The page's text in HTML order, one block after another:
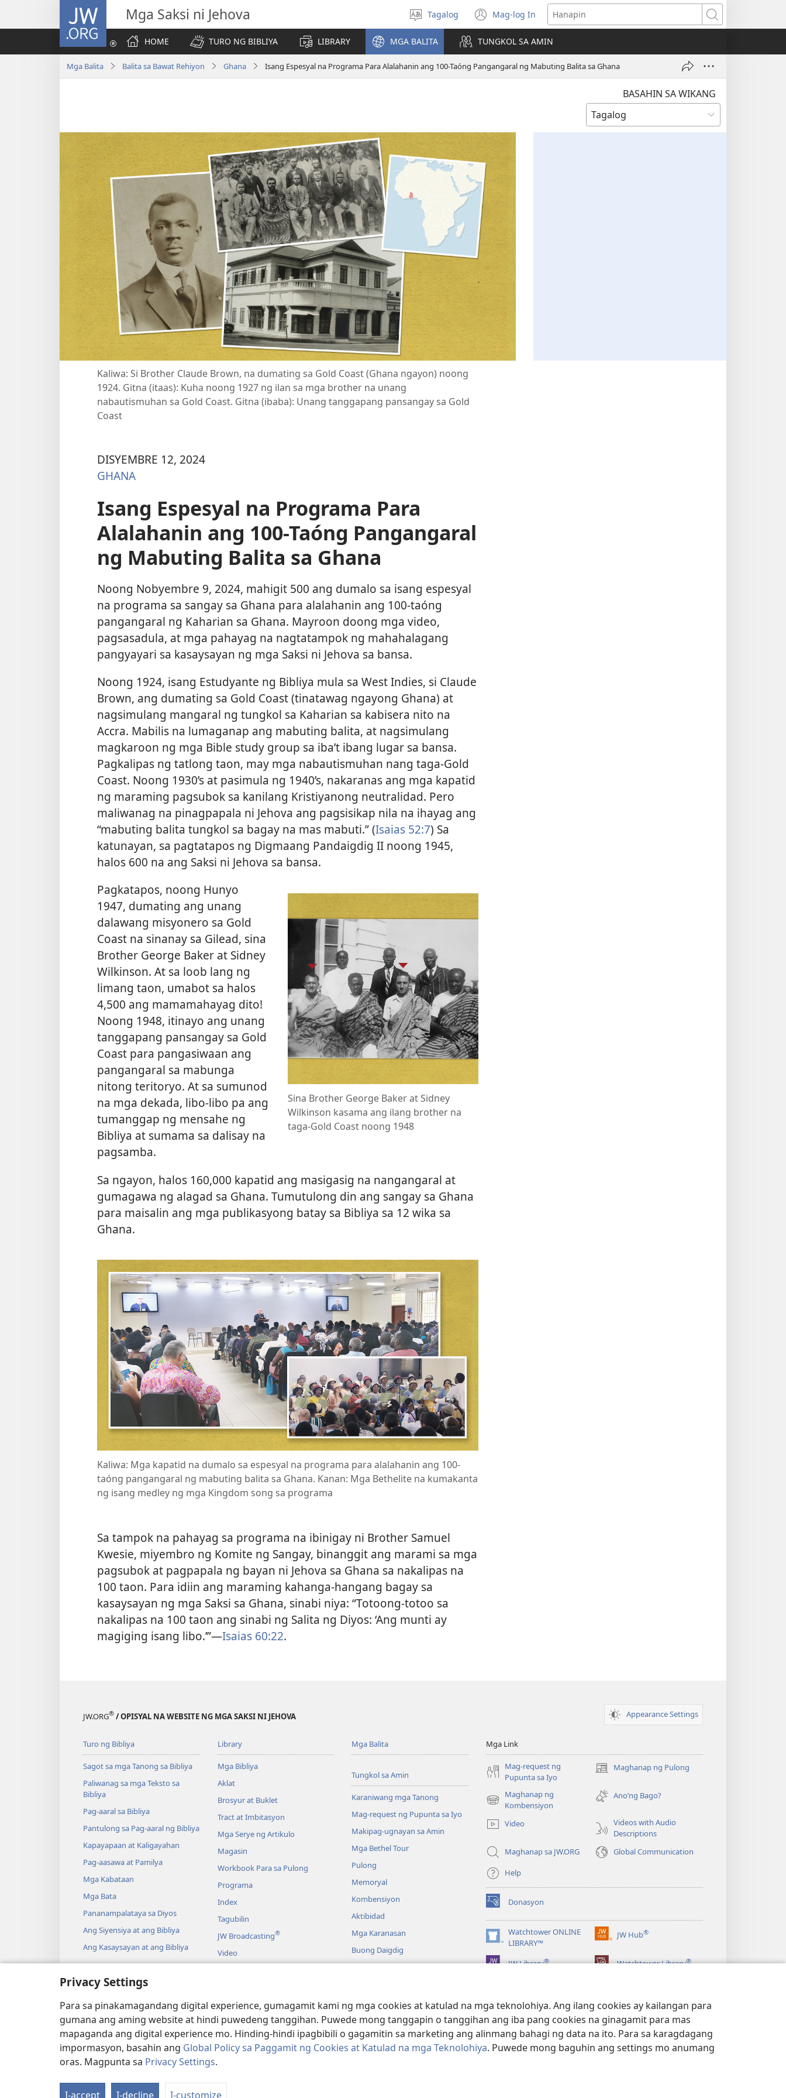
Privacy Settings
Para sa pinakamagandang digital experience, gumagamit kami ng mga cookies at katulad na mga teknolohiya. Ang ilang cookies ay kailangan para
gumana ang aming website at hindi puwedeng tanggihan. Puwede mong tanggapin o tanggihan ang iba pang cookies na ginagamit para mas
mapaganda ang digital experience mo. Hinding-hindi ipagbibili o gagamitin sa marketing ang alinmang bahagi ng data na ito. Para sa karagdagang
impormasyon, basahin ang Global Policy sa Paggamit ng Cookies at Katulad na mga Teknolohiya. Puwede mong baguhin ang settings mo anumang
oras. Magpunta sa Privacy Settings.
I-accept I-decline I-customize
JW.ORG Mga Saksi ni Jehova
Pumili
ng
wika
Tagalog Mag-log In
(may
bubukas
na
bagong
window)
Hanapin
HOME
TURO NG BIBLIYA LIBRARY MGA BALITA TUNGKOL SA AMIN
Mga Balita Balita sa Bawat Rehiyon Ghana Isang Espesyal na Programa Para Alalahanin ang 100-Taóng Pangangaral ng Mabuting Balita sa Ghana
BASAHIN SA WIKANG
Kaliwa: Si Brother Claude Brown, na dumating sa Gold Coast (Ghana ngayon) noong
1924. Gitna (itaas): Kuha noong 1927 ng ilan sa mga brother na unang
nabautismuhan sa Gold Coast. Gitna (ibaba): Unang tanggapang pansangay sa Gold
Coast
DISYEMBRE 12, 2024
GHANA
Isang Espesyal na Programa Para
Alalahanin ang 100-Taóng Pangangaral
ng Mabuting Balita sa Ghana
Noong Nobyembre 9, 2024, mahigit 500 ang dumalo sa isang espesyal
na programa sa sangay sa Ghana para alalahanin ang 100-taóng
pangangaral ng Kaharian sa Ghana. Mayroon doong mga video,
pagsasadula, at mga pahayag na nagtatampok ng mahahalagang
pangyayari sa kasaysayan ng mga Saksi ni Jehova sa bansa.
Noong 1924, isang Estudyante ng Bibliya mula sa West Indies, si Claude
Brown, ang dumating sa Gold Coast (tinatawag ngayong Ghana) at
nagsimulang mangaral ng tungkol sa Kaharian sa kabisera nito na
Accra. Mabilis na lumaganap ang mabuting balita, at nagsimulang
magkaroon ng mga Bible study group sa iba’t ibang lugar sa bansa.
Pagkalipas ng tatlong taon, may mga nabautismuhan nang taga-Gold
Coast. Noong 1930’s at pasimula ng 1940’s, nakaranas ang mga kapatid
ng maraming pagsubok sa kanilang Kristiyanong neutralidad. Pero
maliwanag na pinagpapala ni Jehova ang pagsisikap nila na ihayag ang
“mabuting balita tungkol sa bagay na mas mabuti.” (Isaias 52:7) Sa
katunayan, sa pagtatapos ng Digmaang Pandaigdig II noong 1945,
halos 600 na ang Saksi ni Jehova sa bansa.
Sina Brother George Baker at Sidney
Wilkinson kasama ang ilang brother na
taga-Gold Coast noong 1948
Pagkatapos, noong Hunyo
1947, dumating ang unang
dalawang misyonero sa Gold
Coast na sinanay sa Gilead, sina
Brother George Baker at Sidney
Wilkinson. At sa loob lang ng
limang taon, umabot sa halos
4,500 ang mamamahayag dito!
Noong 1948, itinayo ang unang
tanggapang pansangay sa Gold
Coast para pangasiwaan ang
pangangaral sa mabunga
nitong teritoryo. At sa sumunod
na mga dekada, libo-libo pa ang
tumanggap ng mensahe ng
Bibliya at sumama sa dalisay na
pagsamba.
Sa ngayon, halos 160,000 kapatid ang masigasig na nangangaral at
gumagawa ng alagad sa Ghana. Tumutulong din ang sangay sa Ghana
para maisalin ang mga publikasyong batay sa Bibliya sa 12 wika sa
Ghana.
Kaliwa: Mga kapatid na dumalo sa espesyal na programa para alalahanin ang 100-
taóng pangangaral ng mabuting balita sa Ghana. Kanan: Mga Bethelite na kumakanta
ng isang medley ng mga Kingdom song sa programa
Sa tampok na pahayag sa programa na ibinigay ni Brother Samuel
Kwesie, miyembro ng Komite ng Sangay, binanggit ang marami sa mga
pagsubok at pagpapala ng bayan ni Jehova sa Ghana sa nakalipas na
100 taon. Para idiin ang maraming kahanga-hangang bagay sa
kasaysayan ng mga Saksi sa Ghana, sinabi niya: “Totoong-totoo sa
nakalipas na 100 taon ang sinabi ng Salita ng Diyos: ‘Ang munti ay
magiging isang libo.’”—Isaias 60:22.
JW.ORG® / OPISYAL NA WEBSITE NG MGA SAKSI NI JEHOVA Appearance Settings
Turo ng Bibliya
Sagot sa mga Tanong sa Bibliya
Paliwanag sa mga Teksto sa
Bibliya
Pag-aaral sa Bibliya
Pantulong sa Pag-aaral ng Bibliya
Kapayapaan at Kaligayahan
Pag-aasawa at Pamilya
Mga Kabataan
Mga Bata
Pananampalataya sa Diyos
Ang Siyensiya at ang Bibliya
Ang Kasaysayan at ang Bibliya
Library
Mga Bibliya
Aklat
Brosyur at Buklet
Tract at Imbitasyon
Mga Serye ng Artikulo
Magasin
Workbook Para sa Pulong
Programa
Index
Tagubilin
JW Broadcasting®
Video
Pagbabasa ng Bibliya—Audio
Drama
Mga Balita
Tungkol sa Amin
Karaniwang mga Tanong
Mag-request ng Pupunta sa Iyo
Makipag-ugnayan sa Amin
Mga Bethel Tour
Pulong
Memoryal
Kombensiyon
Aktibidad
Mga Karanasan
Buong Daigdig
Mga Link
Mag-request ng
Pupunta sa Iyo
Maghanap ng Pulong
(may
na
window)
Maghanap ng
Kombensiyon
(may
na
window)
Ano’ng Bago?
Video
Videos with Audio
Descriptions
Maghanap sa JW.ORG
Global Communication
Help
Donasyon
(may
bubukas
na
bagong
Watchtower ONLINE
LIBRARY™
(may
bubukas
na
JW Hub®
(may
na
JW Library® Watchtower Library®
Copyright © 2026 Watch Tower Bible and Tract Society of Pennsylvania.